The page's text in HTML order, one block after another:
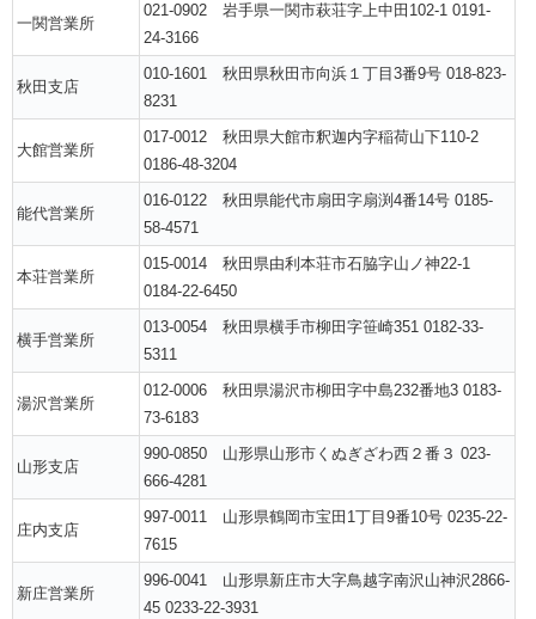
一関営業所
021-0902 岩手県一関市萩荘字上中田102-1 0191-
24-3166
秋田支店
010-1601 秋田県秋田市向浜１丁目3番9号 018-823-
8231
大館営業所
017-0012 秋田県大館市釈迦内字稲荷山下110-2
0186-48-3204
能代営業所
016-0122 秋田県能代市扇田字扇渕4番14号 0185-
58-4571
本荘営業所
015-0014 秋田県由利本荘市石脇字山ノ神22-1
0184-22-6450
横手営業所
013-0054 秋田県横手市柳田字笹崎351 0182-33-
5311
湯沢営業所
012-0006 秋田県湯沢市柳田字中島232番地3 0183-
73-6183
山形支店
990-0850 山形県山形市くぬぎざわ西２番３ 023-
666-4281
庄内支店
997-0011 山形県鶴岡市宝田1丁目9番10号 0235-22-
7615
新庄営業所
996-0041 山形県新庄市大字鳥越字南沢山神沢2866-
45 0233-22-3931